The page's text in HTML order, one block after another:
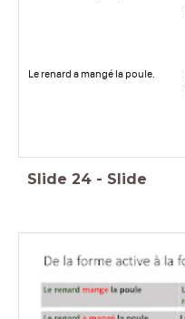
Le renard a mangé la poule.
Slide 24 - Slide